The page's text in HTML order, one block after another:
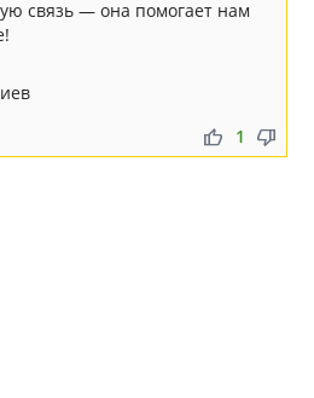
связь — она помогает нам
thumb_up thumb_down
1